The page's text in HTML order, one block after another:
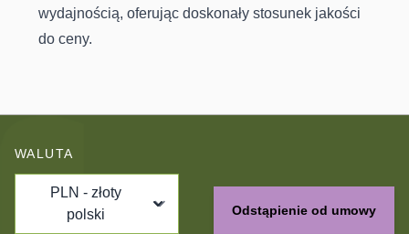
wydajnością, oferując doskonały stosunek jakości
do ceny.
WALUTA
PLN - złoty
polski
Odstąpienie od umowy